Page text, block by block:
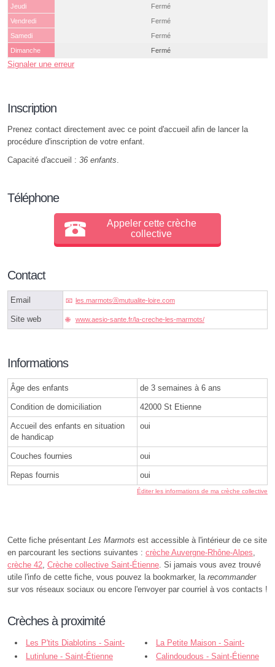
Jeudi
Fermé
Vendredi
Fermé
Samedi
Fermé
Dimanche
Fermé
Signaler une erreur
Inscription
Prenez contact directement avec ce point d'accueil afin de lancer la
procédure d'inscription de votre enfant.
Capacité d'accueil : 36 enfants.
Téléphone
Appeler cette crèche
collective
Contact
Email les.marmotsⓐmutualite-loire.com
Site web www.aesio-sante.fr/la-creche-les-marmots/
Informations
Âge des enfants de 3 semaines à 6 ans
Condition de domiciliation 42000 St Etienne
Accueil des enfants en situation
de handicap
oui
Couches fournies oui
Repas fournis oui
Éditer les informations de ma crèche collective
Cette fiche présentant Les Marmots est accessible à l'intérieur de ce site
en parcourant les sections suivantes : crèche Auvergne-Rhône-Alpes,
crèche 42, Crèche collective Saint-Étienne. Si jamais vous avez trouvé
utile l'info de cette fiche, vous pouvez la bookmarker, la recommander
sur vos réseaux sociaux ou encore l'envoyer par courriel à vos contacts !
Crèches à proximité
Les P'tits Diablotins - Saint-
Étienne
La Petite Maison - Saint-
Étienne
Lutinlune - Saint-Étienne Calindoudous - Saint-Étienne